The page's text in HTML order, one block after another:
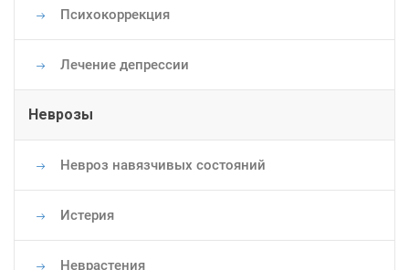
Психокоррекция
Лечение депрессии
Неврозы
Невроз навязчивых состояний
Истерия
Неврастения